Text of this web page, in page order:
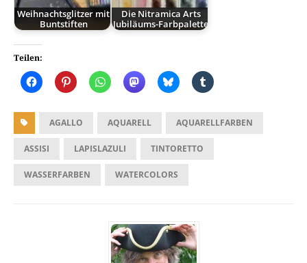
Weihnachtsglitzer mit
Buntstiften
Die Nitramica Arts
Jubiläums-Farbpalette
Teilen:
AGALLO AQUARELL AQUARELLFARBEN
ASSISI LAPISLAZULI TINTORETTO
WASSERFARBEN WATERCOLORS